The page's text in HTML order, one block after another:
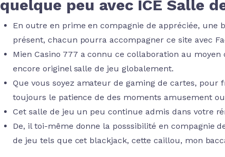
quelque peu avec ICE Salle
En outre en prime en compagnie de appréciée,
présent, chacun pourra accompagner ce site avec
Mien Casino 777 a connu ce collaboration au
encore originel salle de jeu globalement.
Que vous soyez amateur de gaming de cartes, pour
toujours le patience de des moments amusement
Cet salle de jeu un peu continue admis dans votre
De, il toi-même donne la posssibilité en compagnie
de jeu tels que cet blackjack, cette caillou, mon